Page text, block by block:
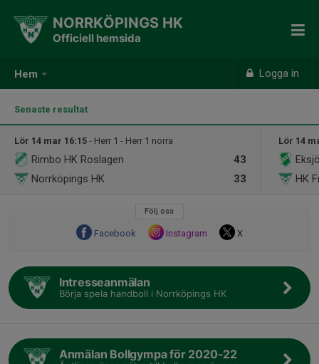
Hem Logga in
NORRKÖPINGS HK
Officiell hemsida
Senaste resultat
Lör 14 mar 16:15 - Herr 1 - Herr 1 norra
43
Rimbo HK Roslagen
33
Norrköpings HK
Lör 14
HK
Följ oss
Facebook Instagram X
Intresseanmälan
Börja spela handboll i Norrköpings HK
Anmälan Bollgympa för 2020-22